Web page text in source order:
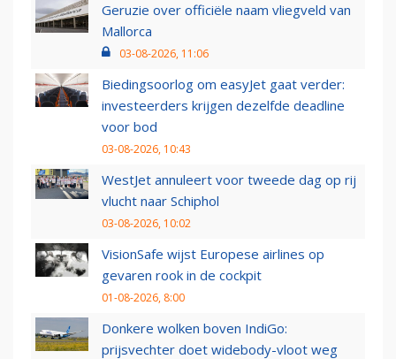
Geruzie over officiële naam vliegveld van
Mallorca
03-08-2026, 11:06
Biedingsoorlog om easyJet gaat verder:
investeerders krijgen dezelfde deadline
voor bod
03-08-2026, 10:43
WestJet annuleert voor tweede dag op rij
vlucht naar Schiphol
03-08-2026, 10:02
VisionSafe wijst Europese airlines op
gevaren rook in de cockpit
01-08-2026, 8:00
Donkere wolken boven IndiGo:
prijsvechter doet widebody-vloot weg